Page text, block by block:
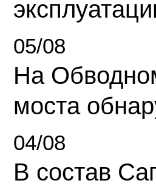
05/08
На
моста
04/08
В состав